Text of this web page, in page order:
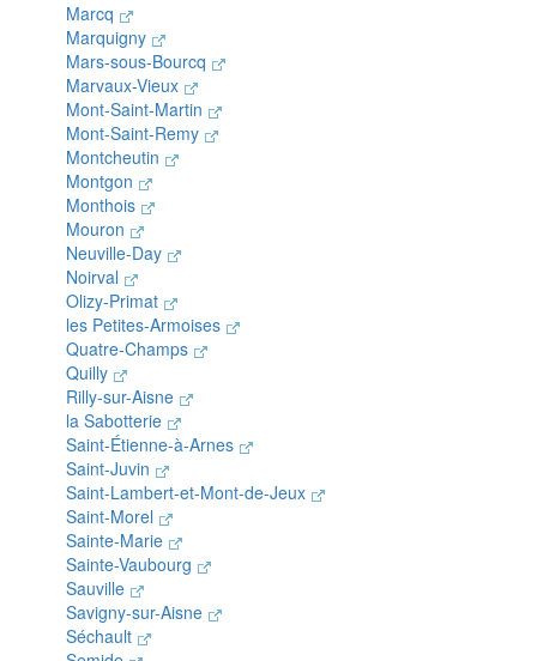
Marcq
Marquigny
Mars-sous-Bourcq
Marvaux-Vieux
Mont-Saint-Martin
Mont-Saint-Remy
Montcheutin
Montgon
Monthois
Mouron
Neuville-Day
Noirval
Olizy-Primat
les Petites-Armoises
Quatre-Champs
Quilly
Rilly-sur-Aisne
la Sabotterie
Saint-Étienne-à-Arnes
Saint-Juvin
Saint-Lambert-et-Mont-de-Jeux
Saint-Morel
Sainte-Marie
Sainte-Vaubourg
Sauville
Savigny-sur-Aisne
Séchault